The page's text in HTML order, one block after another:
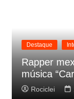
Destaque
Rapper
música
Rociclei